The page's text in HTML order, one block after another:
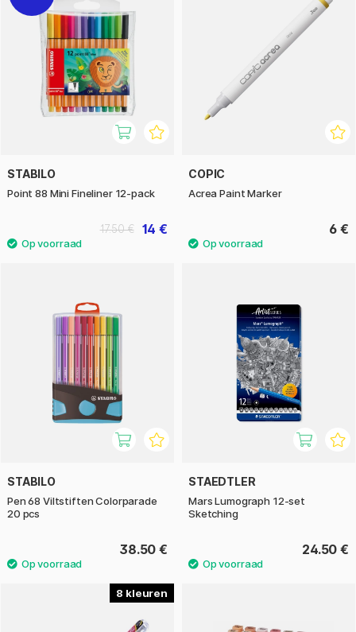
STABILO
Point 88 Mini Fineliner 12-pack
14 €
17.50 €
COPIC
Acrea Paint Marker
6 €
STABILO
Pen 68 Viltstiften Colorparade
20 pcs
38.50 €
STAEDTLER
Mars Lumograph 12-set
Sketching
24.50 €
8